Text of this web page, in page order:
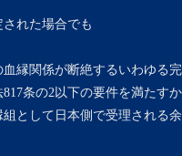
れた場合でも
縁関係が断絶するいわゆる
条の2以下の要件を満たす
として日本側で受理される